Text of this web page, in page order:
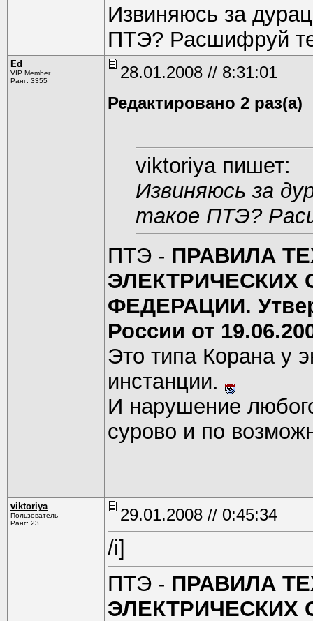
Извиняюсь за
ПТЭ? Расшифруй
Ed
VIP Member
Ранг: 3355
28.01.2008 // 8:31:01
Редактировано 2 раз(а)
viktoriya пишет:
Извиняюсь за
такое ПТЭ?
ПТЭ - ПРАВИЛА
ЭЛЕКТРИЧЕСКИХ
ФЕДЕРАЦИИ.
России от
Это типа Корана у
инстанции.
И нарушение
сурово и по
viktoriya
Пользователь
Ранг: 23
29.01.2008 // 0:45:34
/i]
ПТЭ - ПРАВИЛА
ЭЛЕКТРИЧЕСКИХ